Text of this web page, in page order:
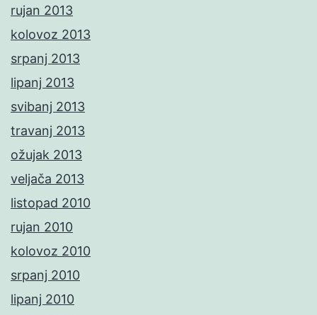
rujan 2013
kolovoz 2013
srpanj 2013
lipanj 2013
svibanj 2013
travanj 2013
ožujak 2013
veljača 2013
listopad 2010
rujan 2010
kolovoz 2010
srpanj 2010
lipanj 2010